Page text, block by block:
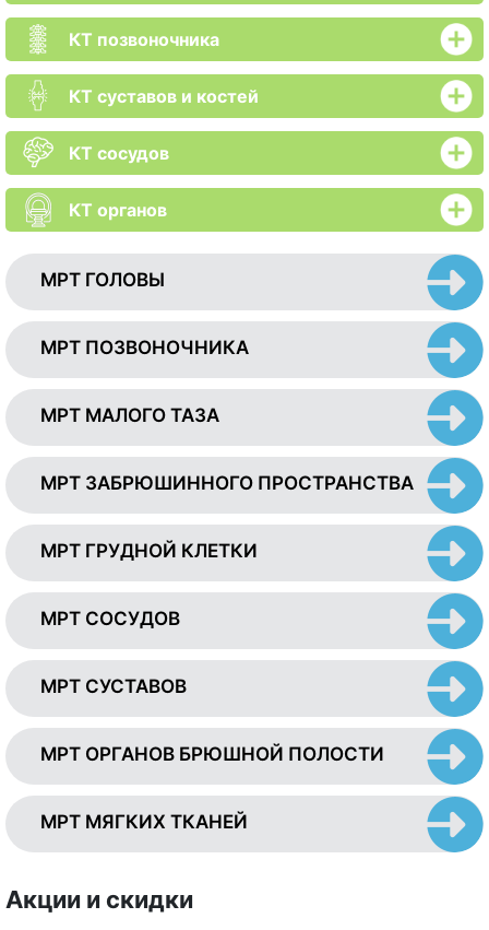
КТ позвоночника
КТ суставов и костей
КТ сосудов
КТ органов
МРТ ГОЛОВЫ
МРТ ПОЗВОНОЧНИКА
МРТ МАЛОГО ТАЗА
МРТ ЗАБРЮШИННОГО ПРОСТРАНСТВА
МРТ ГРУДНОЙ КЛЕТКИ
МРТ СОСУДОВ
МРТ СУСТАВОВ
МРТ ОРГАНОВ БРЮШНОЙ ПОЛОСТИ
МРТ МЯГКИХ ТКАНЕЙ
Акции и скидки